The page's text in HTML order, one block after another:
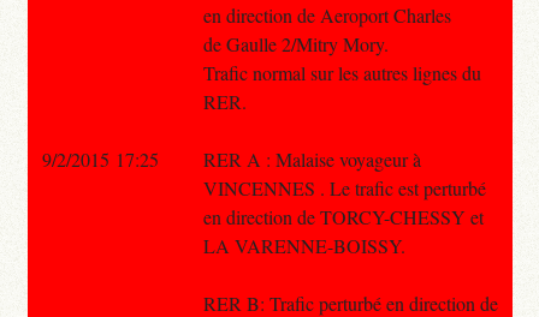
en direction de Aeroport Charles
de Gaulle 2/Mitry Mory.
Trafic normal sur les autres lignes du
RER.
RER A : Malaise voyageur à
VINCENNES . Le trafic est perturbé
en direction de TORCY-CHESSY et
LA VARENNE-BOISSY.
RER B: Trafic perturbé en direction de
9/2/2015 17:25